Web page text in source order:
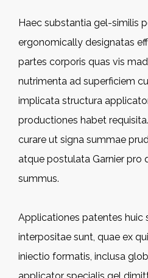
Haec substantia gel-similis
ergonomically designatas
partes corporis quas vis
nutrimenta ad superficiem
implicata structura
productiones habet
curare ut signa summae
atque postulata Garnier pro
summus.
Applicationes patentes huic
interpositae sunt, quae ex
iniectio formatis, inclusa